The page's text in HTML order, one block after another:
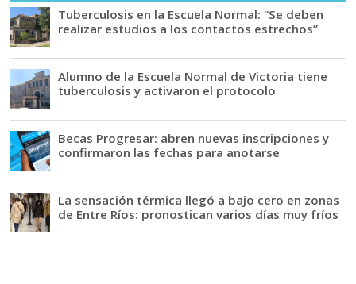
Tuberculosis en la Escuela Normal: “Se deben
realizar estudios a los contactos estrechos”
Alumno de la Escuela Normal de Victoria tiene
tuberculosis y activaron el protocolo
Becas Progresar: abren nuevas inscripciones y
confirmaron las fechas para anotarse
La sensación térmica llegó a bajo cero en zonas
de Entre Ríos: pronostican varios días muy fríos